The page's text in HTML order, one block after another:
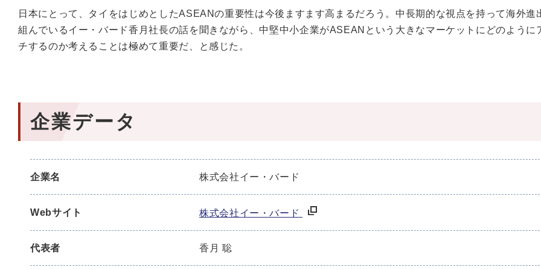
日本にとって、タイをはじめとしたASEANの重要性は今後ますます高まるだろう。中長期的な視点を持って海外進
組んでいるイー・バード香月社長の話を聞きながら、中堅中小企業がASEANという大きなマーケットにどのように
チするのか考えることは極めて重要だ、と感じた。
企業データ
企業名 株式会社イー・バード
Webサイト 株式会社イー・バード
代表者 香月 聡